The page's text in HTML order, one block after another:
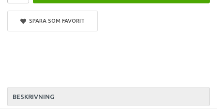
SPARA SOM FAVORIT
BESKRIVNING